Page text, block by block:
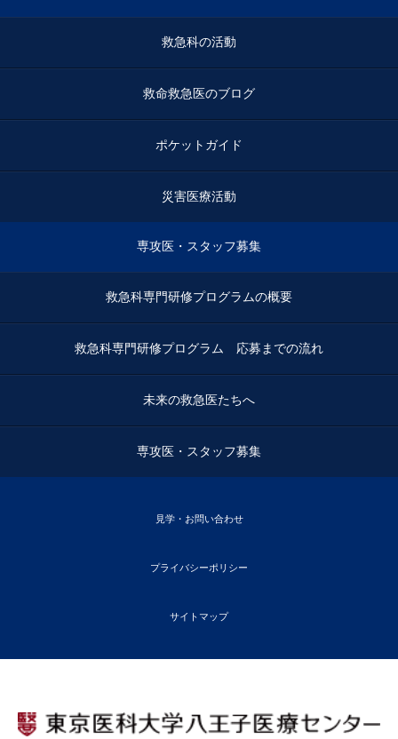
救急科の活動
救命救急医のブログ
ポケットガイド
災害医療活動
専攻医・スタッフ募集
救急科専門研修プログラムの概要
救急科専門研修プログラム 応募までの流れ
未来の救急医たちへ
専攻医・スタッフ募集
見学・お問い合わせ
プライバシーポリシー
サイトマップ